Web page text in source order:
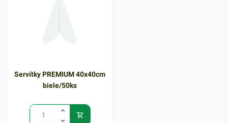
Servítky PREMIUM 40x40cm
biele/50ks